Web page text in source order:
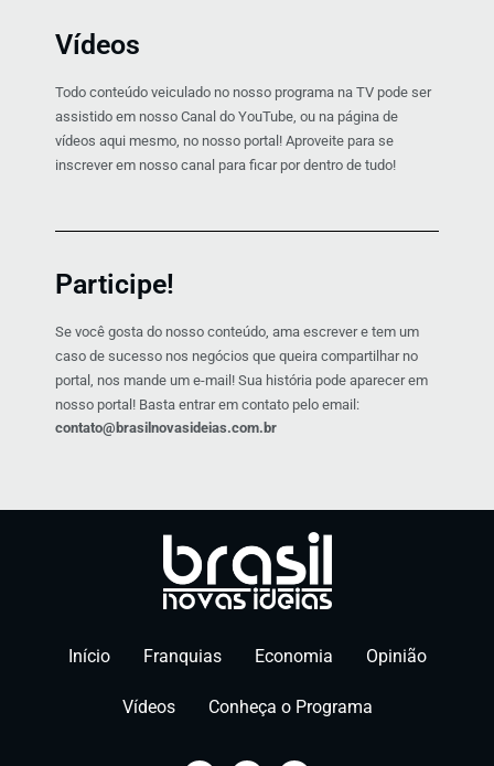
Vídeos
Todo conteúdo veiculado no nosso programa na TV pode ser
assistido em nosso Canal do YouTube, ou na página de
vídeos aqui mesmo, no nosso portal! Aproveite para se
inscrever em nosso canal para ficar por dentro de tudo!
Participe!
Se você gosta do nosso conteúdo, ama escrever e tem um
caso de sucesso nos negócios que queira compartilhar no
portal, nos mande um e-mail! Sua história pode aparecer em
nosso portal! Basta entrar em contato pelo email:
contato@brasilnovasideias.com.br
Início Franquias Economia Opinião
Vídeos Conheça o Programa